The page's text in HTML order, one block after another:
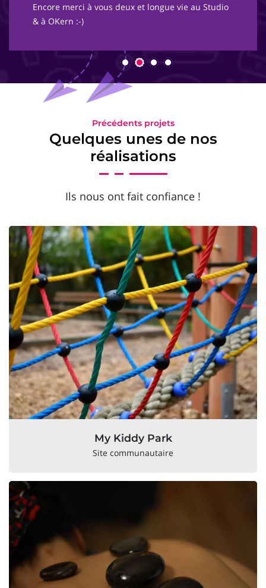
Encore merci à vous deux et longue vie au Studio
& à OKern :-)
Précédents projets
Quelques unes de nos
réalisations
Ils nous ont fait confiance !
My Kiddy Park
Site communautaire